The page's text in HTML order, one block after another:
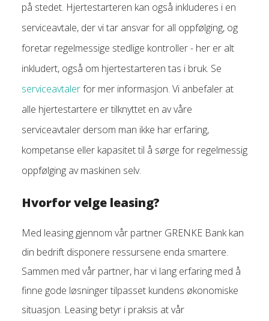
på stedet. Hjertestarteren kan også inkluderes i en
serviceavtale, der vi tar ansvar for all oppfølging, og
foretar regelmessige stedlige kontroller - her er alt
inkludert, også om hjertestarteren tas i bruk. Se
serviceavtalerfor mer informasjon. Vi anbefaler at
alle hjertestartere er tilknyttet en av våre
serviceavtaler dersom man ikke har erfaring,
kompetanse eller kapasitet til å sørge for regelmessig
oppfølging av maskinen selv.
Hvorfor velge leasing?
Med leasing gjennom vår partner GRENKE Bank kan
din bedrift disponere ressursene enda smartere.
Sammen med vår partner, har vi lang erfaring med å
finne gode løsninger tilpasset kundens økonomiske
situasjon. Leasing betyr i praksis at vår